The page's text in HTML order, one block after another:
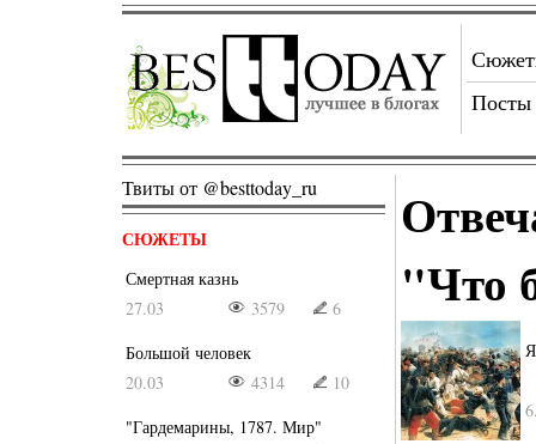
Посты
Твиты от @besttoday_ru
СЮЖЕТЫ
Смертная казнь
27.03
3579
6
Большой человек
20.03
4314
10
"Гардемарины, 1787. Мир"
"Что